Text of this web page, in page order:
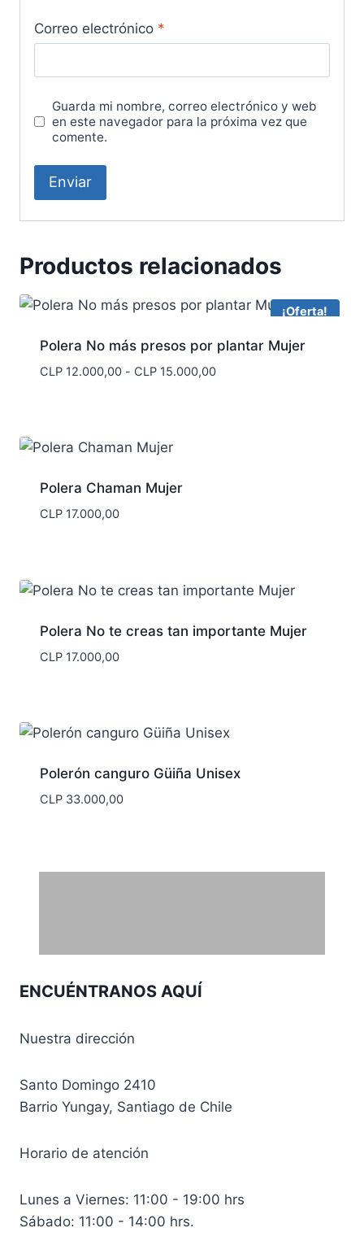
Correo electrónico *
Guarda mi nombre, correo electrónico y web
en este navegador para la próxima vez que
comente.
Productos relacionados
¡Oferta!
Polera No más presos por plantar Mujer
CLP12.000,00 - CLP15.000,00Rango
Polera Chaman Mujer
CLP17.000,00
Polera No te creas tan importante Mujer
CLP17.000,00
Polerón canguro Güiña Unisex
CLP33.000,00
ENCUÉNTRANOS AQUÍ
Nuestra dirección
Santo Domingo 2410
Barrio Yungay, Santiago de Chile
Horario de atención
Lunes a Viernes: 11:00 - 19:00 hrs
Sábado: 11:00 - 14:00 hrs.